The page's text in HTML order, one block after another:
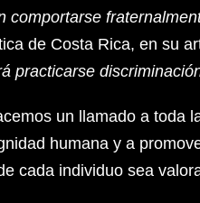
comportarse
de Costa Rica, en su
practicarse
un llamado a toda
humana y a
cada individuo sea